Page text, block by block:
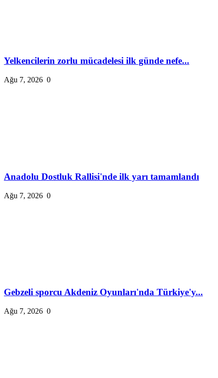
Yelkencilerin zorlu mücadelesi ilk günde nefe...
Ağu 7, 2026 0
Anadolu Dostluk Rallisi'nde ilk yarı tamamlandı
Ağu 7, 2026 0
Gebzeli sporcu Akdeniz Oyunları'nda Türkiye'y...
Ağu 7, 2026 0